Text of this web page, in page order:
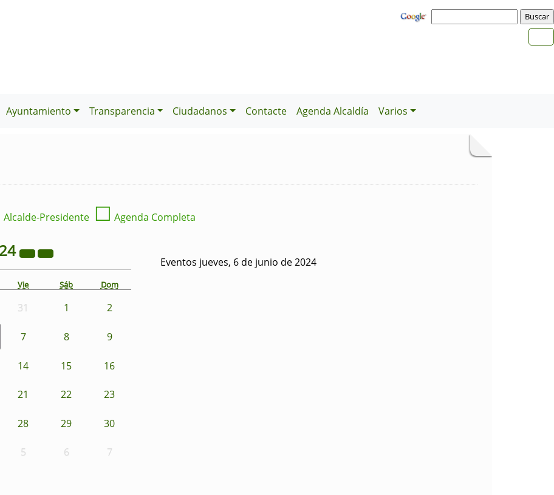
Ayuntamiento Transparencia Ciudadanos Contacte Agenda Alcaldía Varios
Alcalde-Presidente ☐ Agenda Completa
Vie Sáb Dom
31 1 2
7 8 9
14 15 16
21 22 23
28 29 30
5 6 7
Eventos jueves, 6 de junio de 2024